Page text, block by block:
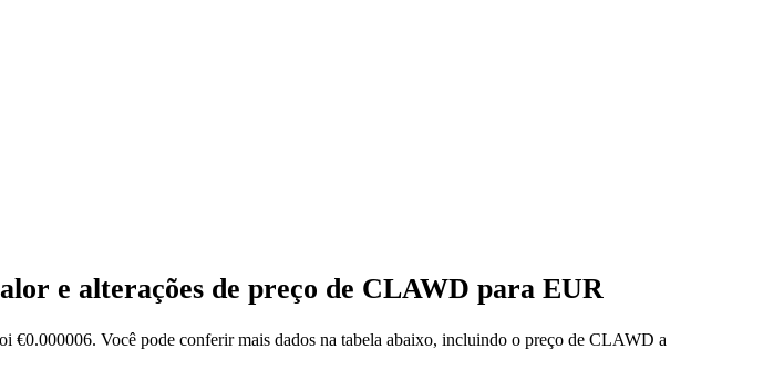
e alterações de preço de CLAWD para EUR
Você pode conferir mais dados na tabela abaixo, incluindo o preço de CLAWD a